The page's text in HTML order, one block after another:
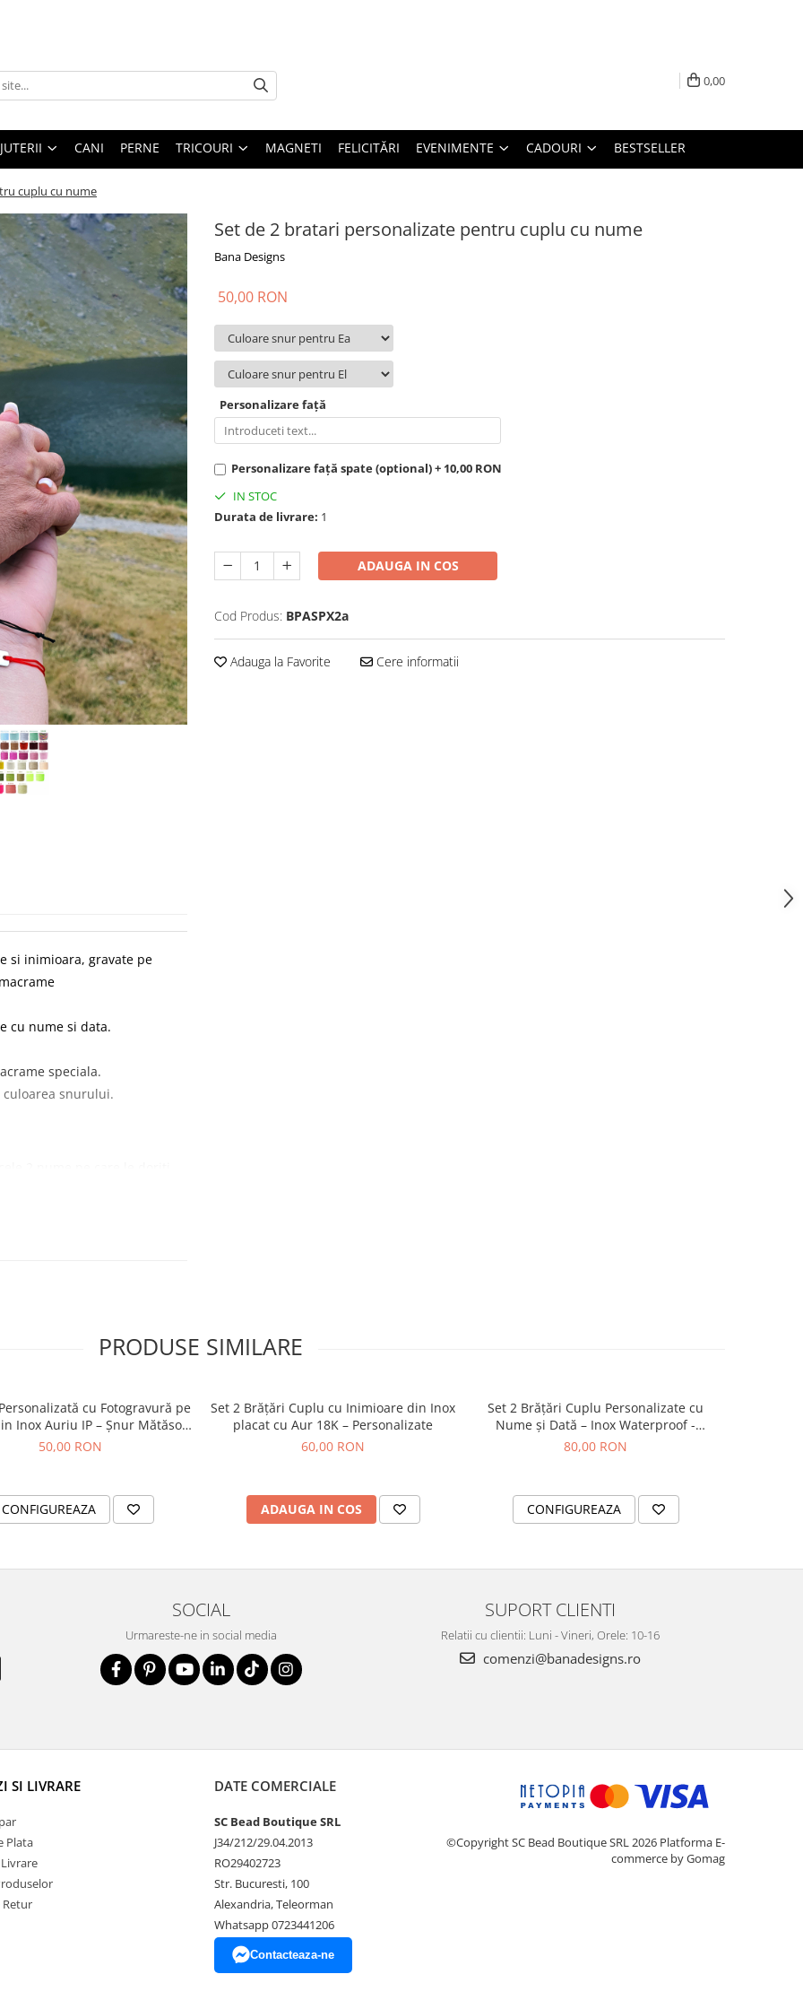
0,00
CANI PERNE TRICOURI MAGNETI FELICITĂRI EVENIMENTE CADOURI BESTSELLER
cuplu cu nume
Set de 2 bratari personalizate pentru cuplu cu nume
Bana Designs
50,00 RON
Personalizare față
Personalizare față spate (optional) + 10,00 RON
IN STOC
Durata de livrare: 1
ADAUGA IN COS
Cod Produs: BPASPX2a
Adauga la Favorite Cere informatii
si inimioara, gravate pe
cu nume si data.
speciala.
snurului.
PRODUSE SIMILARE
cu Fotogravură pe
Inox Auriu IP – Șnur Mătăsos
Reglabil
50,00 RON
CONFIGUREAZA
Set 2 Brățări Cuplu cu Inimioare din Inox
placat cu Aur 18K – Personalizate
60,00 RON
ADAUGA IN COS
Set 2 Brățări Cuplu Personalizate cu
Nume și Dată – Inox Waterproof -
cristale
80,00 RON
CONFIGUREAZA
SOCIAL
Urmareste-ne in social media
SUPORT CLIENTI
Relatii cu clientii: Luni - Vineri, Orele: 10-16
comenzi@banadesigns.ro
SI LIVRARE
Plata
Retur
DATE COMERCIALE
SC Bead Boutique SRL
J34/212/29.04.2013
RO29402723
Str. Bucuresti, 100
Alexandria, Teleorman
Whatsapp 0723441206
Contacteaza-ne
©Copyright SC Bead Boutique SRL 2026 Platforma E-
commerce by Gomag